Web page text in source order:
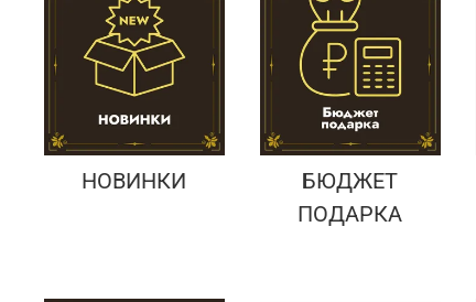
Подарки банковскому работнику
Подарки брокеру
Подарки директору/руководителю
НОВИНКИ
БЮДЖЕТ
ПОДАРКА